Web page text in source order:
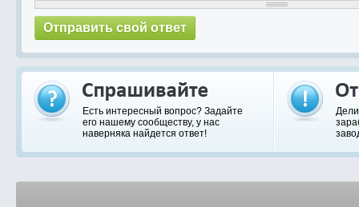
Есть интересный вопрос? Задайте
его нашему сообществу, у нас
наверняка найдется ответ!